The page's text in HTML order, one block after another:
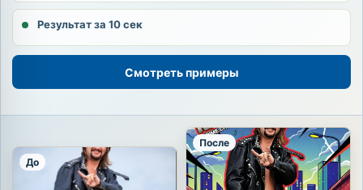
Результат за 10 сек
Смотреть примеры
До
После